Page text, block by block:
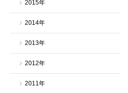
2015年
2014年
2013年
2012年
2011年